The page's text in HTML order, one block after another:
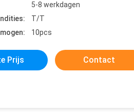
5-8 werkdagen
T/T
10pcs
Prijs Contact